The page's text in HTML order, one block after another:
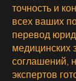
точность и
всех ваших
перевод
медицинских
соглашений,
экспертов